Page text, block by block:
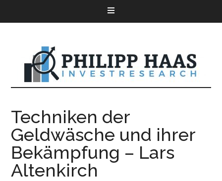
Techniken der
Geldwäsche und ihrer
Bekämpfung – Lars
Altenkirch